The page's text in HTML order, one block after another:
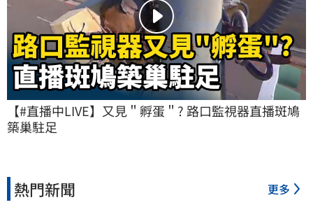
【#直播中LIVE】又見＂孵蛋＂? 路口監視器直播斑鳩
築巢駐足
熱門新聞 更多